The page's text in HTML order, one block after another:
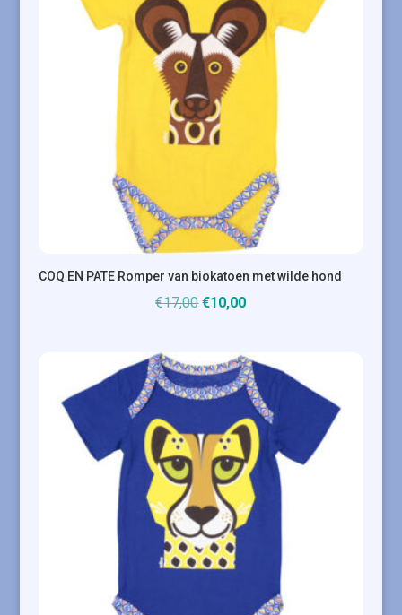
COQ EN PATE Romper van biokatoen met wilde hond
€17,00Oorspronkelijke
€17,00.
€10,00Huidige
€10,00.